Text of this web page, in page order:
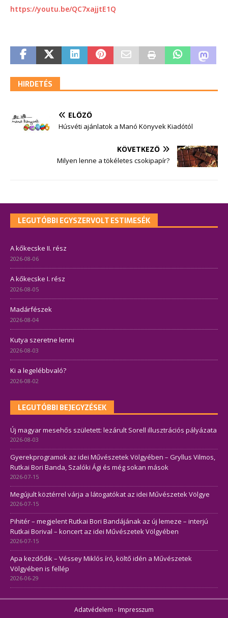
https://youtu.be/QC7xajjtE1Q
HIRDETÉS
ELŐZŐ
Húsvéti ajánlatok a Manó Könyvek Kiadótól
KÖVETKEZŐ
Milyen lenne a tökéletes csokipapír?
LEGUTÓBBI EGYSZERVOLT ESTIMESÉK
A kőkecske II. rész
2026-08-06
A kőkecske I. rész
2026-08-05
Madárfészek
2026-08-04
Kutya szeretne lenni
2026-08-03
Ki a legelébbvaló?
2026-08-02
LEGUTÓBBI BEJEGYZÉSEK
Új magyar mesehős született: lezárult Sorell illusztrációs pályázata
2026-08-03
Gyerekprogramok az idei Művészetek Völgyében – Gryllus Vilmos,
Rutkai Bori Banda, Szalóki Ági és még sokan mások
2026-07-15
Megújult köztérrel várja a látogatókat az idei Művészetek Völgye
2026-07-15
Pihitér – megjelent Rutkai Bori Bandájának az új lemeze – interjú
Rutkai Borival – koncert az idei Művészetek Völgyében
2026-07-15
Apa kezdődik – Véssey Miklós író, költő idén a Művészetek
Völgyében is fellép
2026-06-29
Adatvédelem - Impresszum